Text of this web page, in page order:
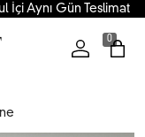
İçi Aynı Gün Teslimat
0